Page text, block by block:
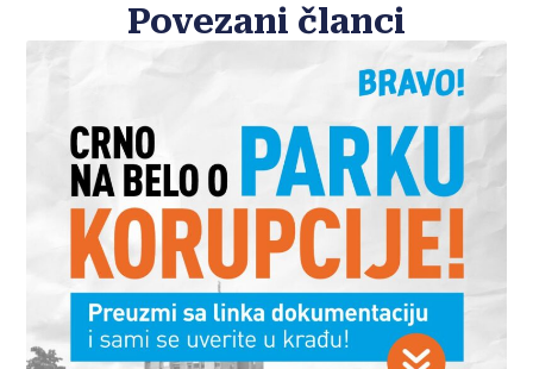
Povezani članci